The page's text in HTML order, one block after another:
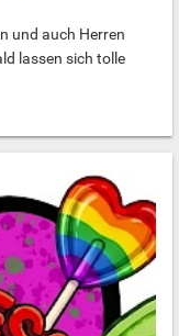
und auch Herren
lassen sich tolle